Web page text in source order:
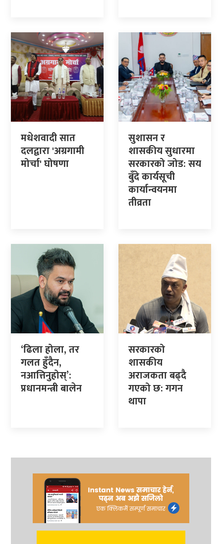
मधेशवादी सात
दलद्वारा 'अग्रगामी
मोर्चा' घोषणा
सुशासन र
शासकीय सुधारमा
सरकारको जोड: सय
बुँदे कार्यसूची
कार्यान्वयनमा
तीव्रता
‘ढिला होला, तर
गलत हुँदैन,
नआत्तिनुहोस्’:
प्रधानमन्त्री बालेन
सरकारको
शासकीय
अराजकता बढ्दै
गएको छ: गगन
थापा